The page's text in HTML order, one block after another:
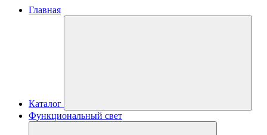
Главная
Каталог
Функциональный свет